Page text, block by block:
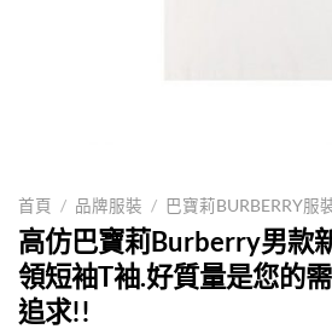
首頁 / 品牌服裝 / 巴寶莉BURBERRY服
高仿巴寶莉Burberry男款
領短袖T袖.好質量是您的
追求!!